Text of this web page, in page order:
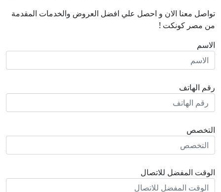
تواصل معنا الان و احصل علي افضل العروض والخدمات المقدمة
من مصر كونكت !
الاسم
رقم الهاتف
التخصص
الوقت المفضل للاتصال